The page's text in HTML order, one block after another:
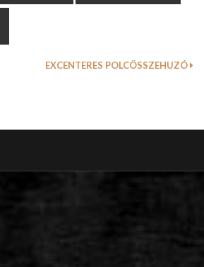
EXCENTERES POLCÖSSZEHUZÓ